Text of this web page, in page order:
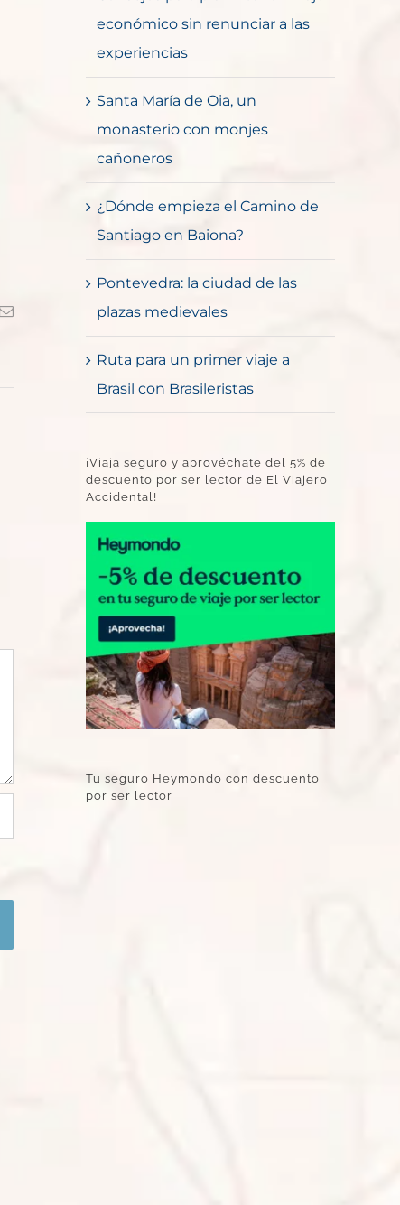
Correo
económico sin renunciar a las
experiencias
Santa María de Oia, un
monasterio con monjes
cañoneros
¿Dónde empieza el Camino de
Santiago en Baiona?
Pontevedra: la ciudad de las
plazas medievales
Ruta para un primer viaje a
Brasil con Brasileristas
¡Viaja seguro y aprovéchate del 5% de
descuento por ser lector de El Viajero
Accidental!
Tu seguro Heymondo con descuento
por ser lector